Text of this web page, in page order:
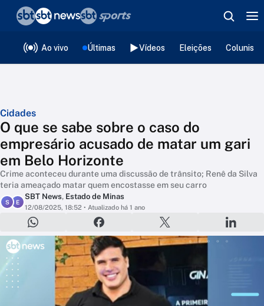
Ao vivo Últimas Vídeos Eleições
Cidades
O que se sabe sobre o caso do
empresário acusado de matar um gari
em Belo Horizonte
Crime aconteceu durante uma discussão de trânsito; Renê da Silva
teria ameaçado matar quem encostasse em seu carro
S E
SBT News, Estado de Minas
12/08/2025, 18:52 • Atualizado há 1 ano
❮voltar
Editorias